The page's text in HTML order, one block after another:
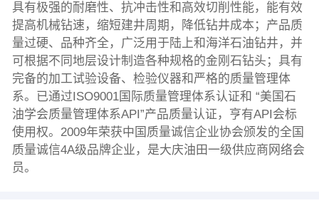
具有极强的耐磨性、抗冲击性和高效切削性能，能有效
提高机械钻速，缩短建井周期，降低钻井成本；产品质
量过硬、品种齐全，广泛用于陆上和海洋石油钻井，并
可根据不同地层设计制造各种规格的金刚石钻头；具有
完备的加工试验设备、检验仪器和严格的质量管理体
系。已通过ISO9001国际质量管理体系认证和 “美国石
油学会质量管理体系API”产品质量认证，亨有API会标
使用权。2009年荣获中国质量诚信企业协会颁发的全国
质量诚信4A级品牌企业，是大庆油田一级供应商网络会
员。